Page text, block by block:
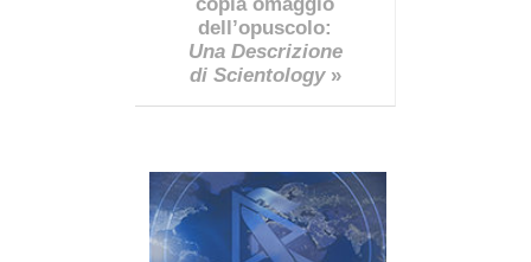
dell’opuscolo:
Una Descrizione
di Scientology»